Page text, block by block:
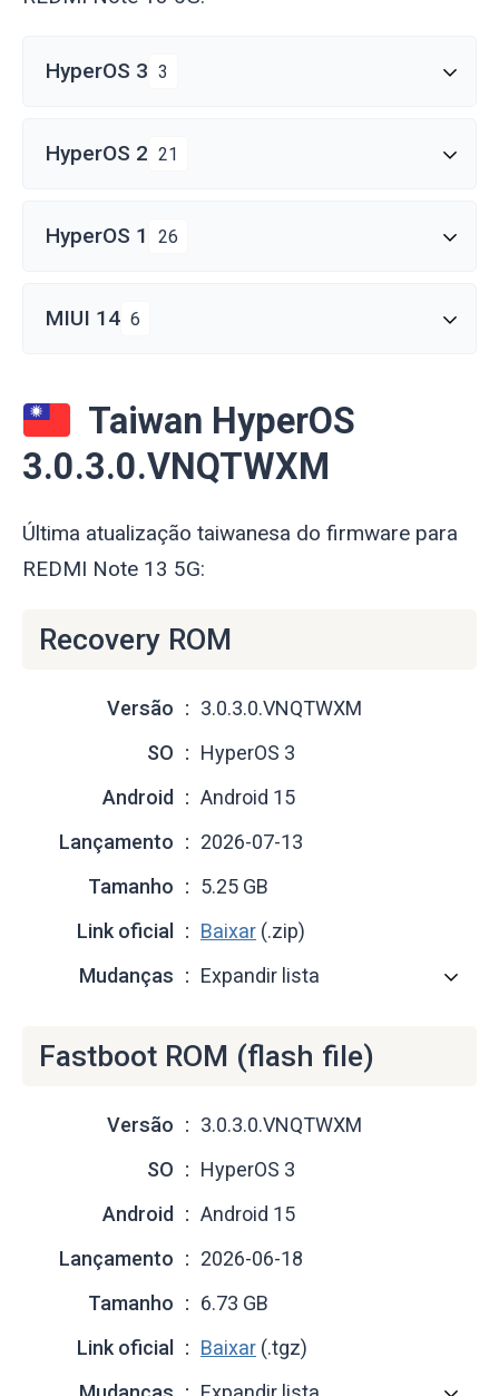
HyperOS 3 3
HyperOS 2 21
HyperOS 1 26
MIUI 14 6
Taiwan HyperOS
3.0.3.0.VNQTWXM
Última atualização taiwanesa do firmware para
REDMI Note 13 5G:
Recovery ROM
Versão
3.0.3.0.VNQTWXM
SO
HyperOS 3
Android
Android 15
Lançamento
2026-07-13
Tamanho
5.25 GB
Link oficial
Baixar (.zip)
Mudanças
Expandir lista
Fastboot ROM (flash file)
Versão
3.0.3.0.VNQTWXM
SO
HyperOS 3
Android
Android 15
Lançamento
2026-06-18
Tamanho
6.73 GB
Link oficial
Baixar (.tgz)